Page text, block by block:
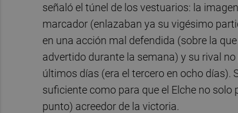
señaló el túnel de los vestuarios: la
marcador (enlazaban ya su vigésimo
en una acción mal defendida (sobre la
advertido durante la semana) y su rival
últimos días (era el tercero en ocho días).
suficiente como para que el Elche no
punto) acreedor de la victoria.